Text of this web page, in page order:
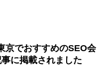
ました。 掲載いただいた
、以下をご確認くださ
会社17選を比較！【2025
京でおすすめのSEO会
に掲載されました